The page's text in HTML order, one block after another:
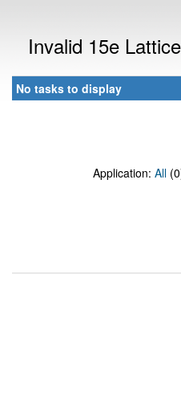
Invalid 15e
No tasks to display
Application: All